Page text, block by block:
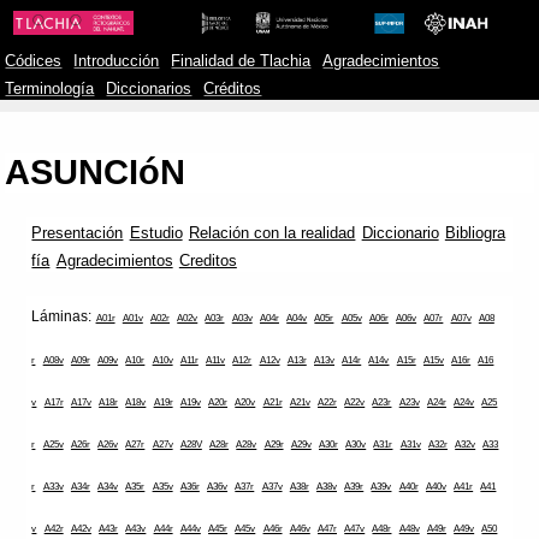
Códices Introducción Finalidad de Tlachia
Agradecimientos
Terminología
Diccionarios Créditos
ASUNCIóN
Presentación Estudio Relación con la realidad Diccionario Bibliogra
fía Agradecimientos Creditos
Láminas: A01r A01v A02r A02v A03r A03v A04r A04v A05r A05v A06r A06v A07r A07v A08
r A08v A09r A09v A10r A10v A11r A11v A12r A12v A13r A13v A14r A14v A15r A15v A16r A16
v A17r A17v A18r A18v A19r A19v A20r A20v A21r A21v A22r A22v A23r A23v A24r A24v A25
r A25v A26r A26v A27r A27v A28V A28r A28v A29r A29v A30r A30v A31r A31v A32r A32v A33
r A33v A34r A34v A35r A35v A36r A36v A37r A37v A38r A38v A39r A39v A40r A40v A41r A41
v A42r A42v A43r A43v A44r A44v A45r A45v A46r A46v A47r A47v A48r A48v A49r A49v A50